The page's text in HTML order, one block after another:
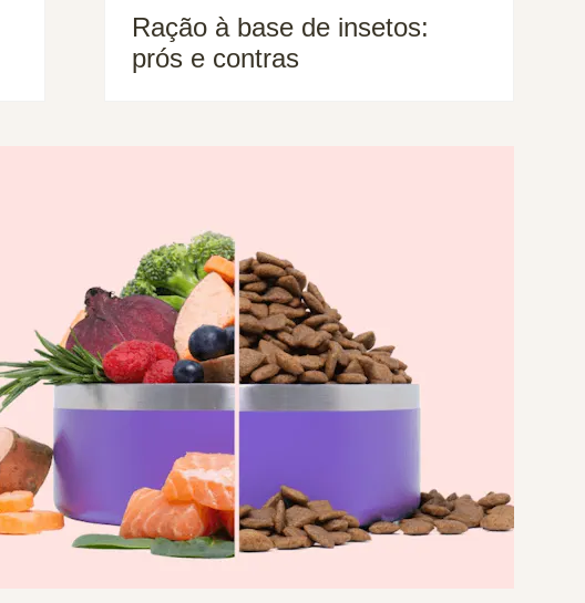
Ração à base de insetos:
prós e contras